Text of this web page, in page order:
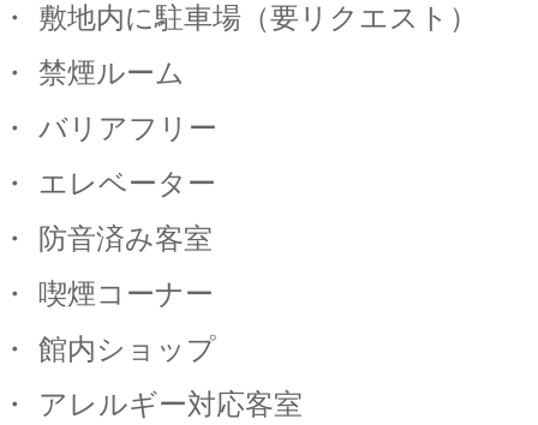
・
敷地内に駐車場（要リクエスト）
・
禁煙ルーム
・
バリアフリー
・
エレベーター
・
防音済み客室
・
喫煙コーナー
・
館内ショップ
・
アレルギー対応客室